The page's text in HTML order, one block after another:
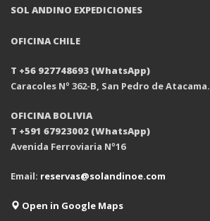
SOL ANDINO EXPEDICIONES
OFICINA CHILE
T +56 927748693 (WhatsApp)
Caracoles Nº 362-B, San Pedro de Atacama.
OFICINA BOLIVIA
T +591 67923002 (WhatsApp)
Avenida Ferroviaria Nº16
Email: reservas@solandinoe.com
Open in Google Maps